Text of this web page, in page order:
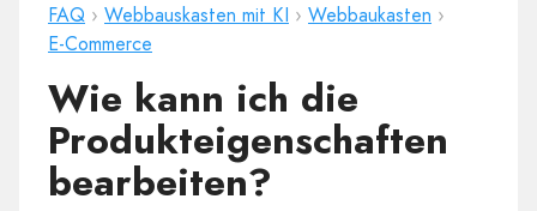
FAQ › Webbauskasten mit KI › Webbaukasten ›
E-Commerce
Wie kann ich die
Produkteigenschaften
bearbeiten?